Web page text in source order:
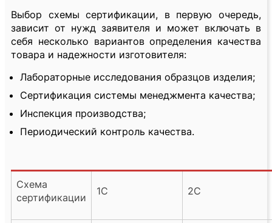
Выбор схемы сертификации, в первую очередь,
зависит от нужд заявителя и может включать в
себя несколько вариантов определения качества
товара и надежности изготовителя:
Лабораторные исследования образцов изделия;
Сертификация системы менеджмента качества;
Инспекция производства;
Периодический контроль качества.
Схема
сертификации
1С 2С